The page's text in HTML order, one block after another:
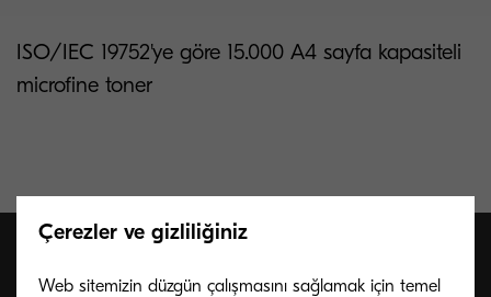
ISO/IEC 19752'ye göre 15.000 A4 sayfa kapasiteli
microfine toner
Çerezler ve gizliliğiniz
Web sitemizin düzgün çalışmasını sağlamak için temel